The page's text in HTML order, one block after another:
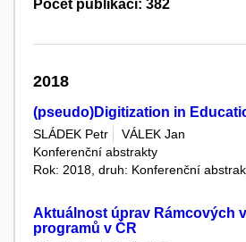
Počet publikací: 382
2018
(pseudo)Digitization in
SLÁDEK Petr
VÁLEK Jan
Konferenční abstrakty
Rok: 2018, druh: Konferenční
Aktuálnost úprav Rámcových
programů v ČR